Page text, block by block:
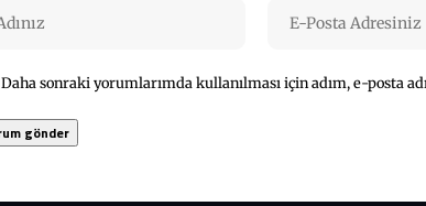
Daha sonraki yorumlarımda kullanılması için adım, e-posta